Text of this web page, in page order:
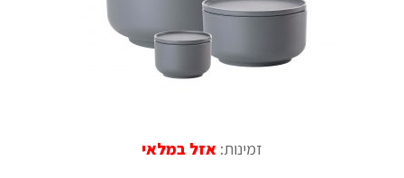
זמינות: אזל במלאי